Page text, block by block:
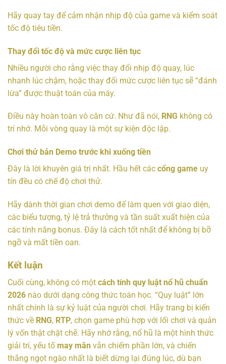
Hãy quay tay để cảm nhận nhịp độ của game và kiểm soát
tốc độ tiêu tiền.
Thay đổi tốc độ và mức cược liên tục
Nhiều người cho rằng việc thay đổi nhịp độ quay, lúc
nhanh lúc chậm, hoặc thay đổi mức cược liên tục sẽ “đánh
lừa” được thuật toán của máy.
Điều này hoàn toàn vô căn cứ. Như đã nói, RNG không có
trí nhớ. Mỗi vòng quay là một sự kiện độc lập.
Chơi thử bản Demo trước khi xuống tiền
Đây là lời khuyên giá trị nhất. Hầu hết các cổng game uy
tín đều có chế độ chơi thử.
Hãy dành thời gian chơi demo để làm quen với giao diện,
các biểu tượng, tỷ lệ trả thưởng và tần suất xuất hiện của
các tính năng bonus. Đây là cách tốt nhất để không bị bỡ
ngỡ và mất tiền oan.
Kết luận
Cuối cùng, không có một cách tính quy luật nổ hũ chuẩn
2026 nào dưới dạng công thức toán học. “Quy luật” lớn
nhất chính là sự kỷ luật của người chơi. Hãy trang bị kiến
thức về RNG, RTP, chọn game phù hợp với lối chơi và quản
lý vốn thật chặt chẽ. Hãy nhớ rằng, nổ hũ là một hình thức
giải trí, yếu tố may mắn vẫn chiếm phần lớn, và chiến
thắng ngọt ngào nhất là biết dừng lại đúng lúc, dù bạn